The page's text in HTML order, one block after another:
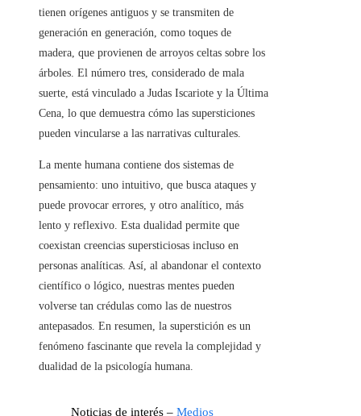
tienen orígenes antiguos y se transmiten de
generación en generación, como toques de
madera, que provienen de arroyos celtas sobre los
árboles. El número tres, considerado de mala
suerte, está vinculado a Judas Iscariote y la Última
Cena, lo que demuestra cómo las supersticiones
pueden vincularse a las narrativas culturales.
La mente humana contiene dos sistemas de
pensamiento: uno intuitivo, que busca ataques y
puede provocar errores, y otro analítico, más
lento y reflexivo. Esta dualidad permite que
coexistan creencias supersticiosas incluso en
personas analíticas. Así, al abandonar el contexto
científico o lógico, nuestras mentes pueden
volverse tan crédulas como las de nuestros
antepasados. En resumen, la superstición es un
fenómeno fascinante que revela la complejidad y
dualidad de la psicología humana.
Noticias de interés – Medios